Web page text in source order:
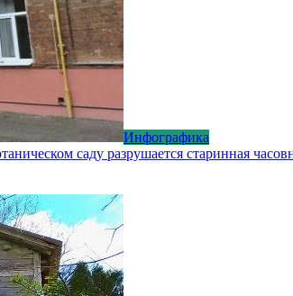
Инфографика
саду разрушается старинная